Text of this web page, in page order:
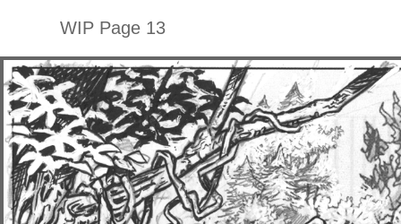
WIP Page 13